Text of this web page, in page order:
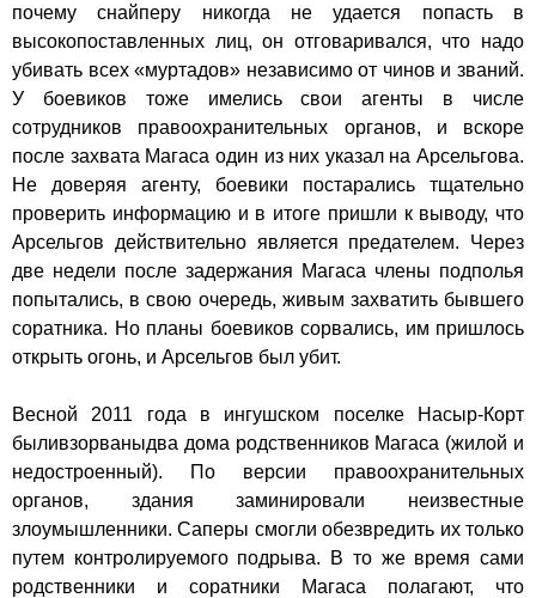
почему снайперу никогда не удается попасть в
высокопоставленных лиц, он отговаривался, что надо
убивать всех «муртадов» независимо от чинов и званий.
У боевиков тоже имелись свои агенты в числе
сотрудников правоохранительных органов, и вскоре
после захвата Магаса один из них указал на Арсельгова.
Не доверяя агенту, боевики постарались тщательно
проверить информацию и в итоге пришли к выводу, что
Арсельгов действительно является предателем. Через
две недели после задержания Магаса члены подполья
попытались, в свою очередь, живым захватить бывшего
соратника. Но планы боевиков сорвались, им пришлось
открыть огонь, и Арсельгов был убит.
Весной 2011 года в ингушском поселке Насыр-Корт
быливзорваныдва дома родственников Магаса (жилой и
недостроенный). По версии правоохранительных
органов, здания заминировали неизвестные
злоумышленники. Саперы смогли обезвредить их только
путем контролируемого подрыва. В то же время сами
родственники и соратники Магаса полагают, что